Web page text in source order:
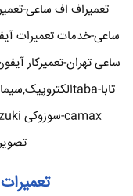
تعمیراف اف ساعی-
ساعی-خدمات تعمیرات
ساعی تهران-تعمیرکار